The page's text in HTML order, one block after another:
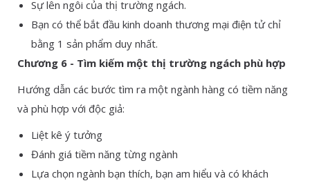
Sự lên ngôi của thị trường ngách.
Bạn có thể bắt đầu kinh doanh thương mại điện tử chỉ
bằng 1 sản phẩm duy nhất.
Chương 6 - Tìm kiếm một thị trường ngách phù hợp
Hướng dẫn các bước tìm ra một ngành hàng có tiềm năng
và phù hợp với độc giả:
Liệt kê ý tưởng
Đánh giá tiềm năng từng ngành
Lựa chọn ngành bạn thích, bạn am hiểu và có khách